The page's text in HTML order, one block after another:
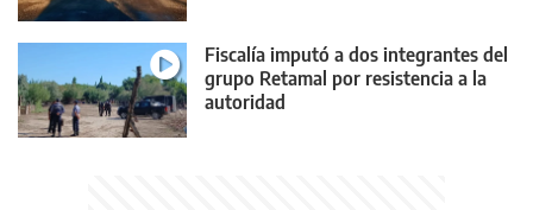
Fiscalía imputó a dos integrantes del
grupo Retamal por resistencia a la
autoridad